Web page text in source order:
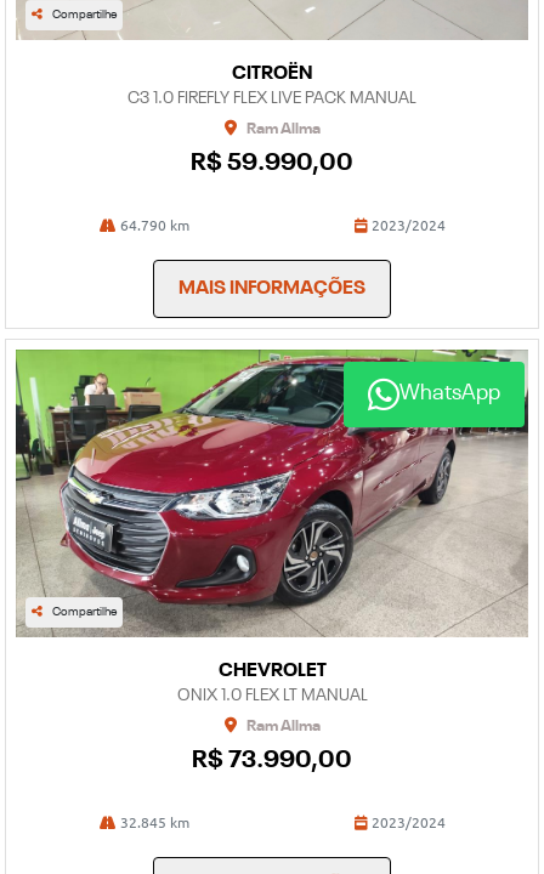
Compartilhe
CITROËN
C3 1.0 FIREFLY FLEX LIVE PACK MANUAL
Ram Allma
R$ 59.990,00
64.790 km 2023/2024
MAIS INFORMAÇÕES
Compartilhe
CHEVROLET
ONIX 1.0 FLEX LT MANUAL
Ram Allma
R$ 73.990,00
32.845 km 2023/2024
WhatsApp